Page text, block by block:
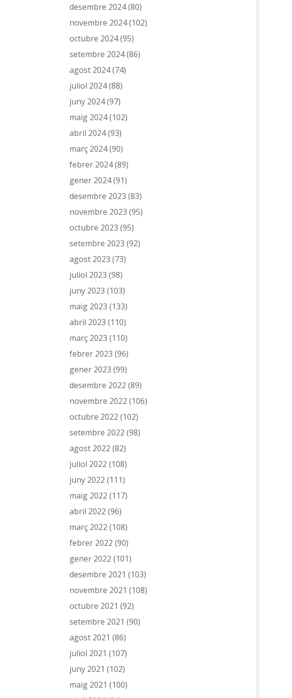
desembre 2024(80)
novembre 2024(102)
octubre 2024(95)
setembre 2024(86)
agost 2024(74)
juliol 2024(88)
juny 2024(97)
maig 2024(102)
abril 2024(93)
març 2024(90)
febrer 2024(89)
gener 2024(91)
desembre 2023 (83)
novembre 2023 (95)
octubre 2023 (95)
setembre 2023 (92)
agost 2023 (73)
juliol 2023 (98)
juny 2023 (103)
maig 2023 (133)
abril 2023 (110)
març 2023 (110)
febrer 2023 (96)
gener 2023 (99)
desembre 2022 (89)
novembre 2022 (106)
octubre 2022 (102)
setembre 2022 (98)
agost 2022 (82)
juliol 2022 (108)
juny 2022 (111)
maig 2022 (117)
abril 2022 (96)
març 2022 (108)
febrer 2022 (90)
gener 2022 (101)
desembre 2021 (103)
novembre 2021 (108)
octubre 2021 (92)
setembre 2021 (90)
agost 2021 (86)
juliol 2021 (107)
juny 2021 (102)
maig 2021 (100)